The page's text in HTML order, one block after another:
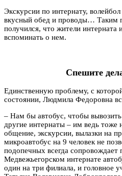
Экскурсии по интернату,
вкусный обед и проводы… Таким
получился, что жители интерната
вспоминать о нем.
Спешите
Единственную проблему, с
состоянии, Людмила Федоровна
– Нам бы автобус, чтобы
другие интернаты – им ведь тоже
общение, экскурсии, вылазки на
микроавтобус на 9 человек не
подопечных всегда сопровождает
Медвежьегорском интернате
один на три филиала, и головное